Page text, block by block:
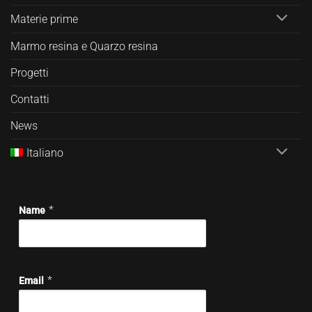
Materie prime
Marmo resina e Quarzo resina
Progetti
Contatti
News
Italiano
Name *
Email *